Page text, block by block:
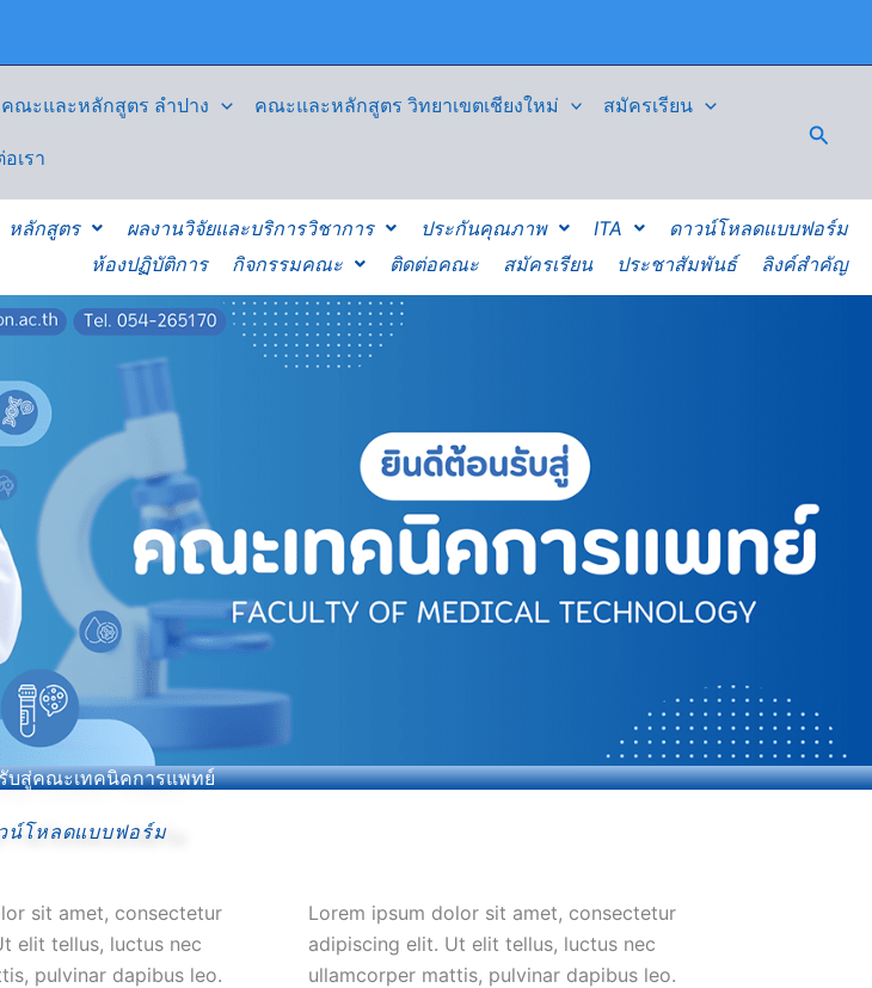
คณะและหลักสูตร ลำปาง คณะและหลักสูตร วิทยาเขตเชียงใหม่ สมัครเรียน
เรา
หลักสูตร ผลงานวิจัยและบริการวิชาการ ประกันคุณภาพ ITA
ดาวน์โหลดแบบฟอร์ม
ห้องปฏิบัติการ
กิจกรรมคณะ ติดต่อคณะ สมัครเรียน ประชาสัมพันธ์ ลิงค์สำคัญ
บสู่คณะเทคนิคการแพทย์
น์โหลดแบบฟอร์ม
sit amet, consectetur
elit tellus, luctus nec
pulvinar dapibus leo.
Lorem ipsum dolor sit amet, consectetur
adipiscing elit. Ut elit tellus, luctus nec
ullamcorper mattis, pulvinar dapibus leo.